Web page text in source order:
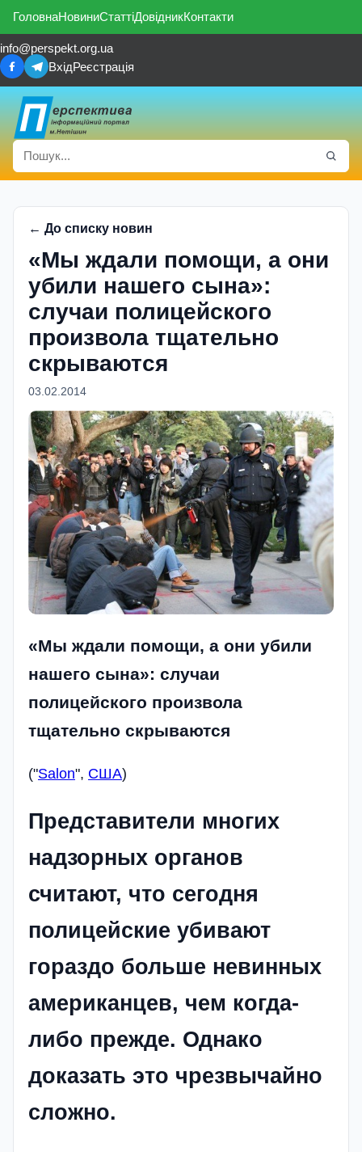
ГоловнаНовиниСтаттіДовідникКонтакти
info@perspekt.org.ua
ВхідРеєстрація
← До списку новин
«Мы ждали помощи, а они
убили нашего сына»:
случаи полицейского
произвола тщательно
скрываются
03.02.2014
«Мы ждали помощи, а они убили
нашего сына»: случаи
полицейского произвола
тщательно скрываются
("Salon", США)
Представители многих
надзорных органов
считают, что сегодня
полицейские убивают
гораздо больше невинных
американцев, чем когда-
либо прежде. Однако
доказать это чрезвычайно
сложно.